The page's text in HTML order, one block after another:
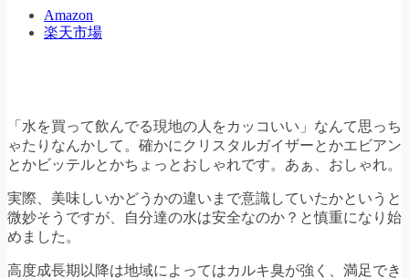
Amazon
楽天市場
「水を買って飲んでる現地の人をカッコいい」なんて思っち
ゃたりなんかして。確かにクリスタルガイザーとかエビアン
とかビッテルとかちょっとおしゃれです。あぁ、おしゃれ。
実際、美味しいかどうかの違いまで意識していたかというと
微妙そうですが、自分達の水は安全なのか？と慎重になり始
めました。
高度成長期以降は地域によってはカルキ臭が強く、満足でき